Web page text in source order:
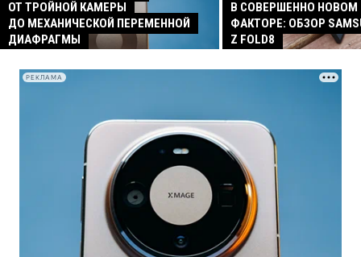
ОТ ТРОЙНОЙ КАМЕРЫ
ДО МЕХАНИЧЕСКОЙ ПЕРЕМЕННОЙ
ДИАФРАГМЫ
В СОВЕРШЕННО
ФАКТОРЕ: ОБЗОР
Z FOLD8
РЕКЛАМА